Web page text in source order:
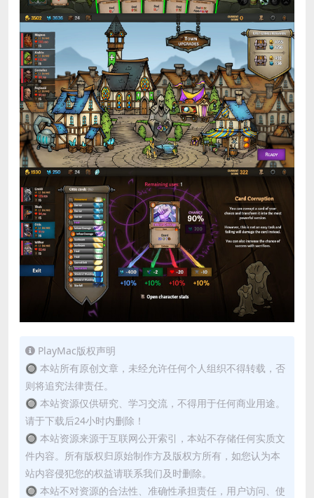
PlayMac版权声明
🔘 本站所有原创文章，未经允许任何个人组织不得转载，否
则将追究法律责任。
🔘 本站资源仅供研究、学习交流，不得用于任何商业用途。
请于下载后24小时内删除！
🔘 本站资源来源于互联网公开索引，本站不存储任何实质文
件内容。所有版权归原始制作方及版权方所有，如您认为本
站内容侵犯您的权益请联系我们及时删除。
🔘 本站不对资源的合法性、准确性承担责任，用户访问、使